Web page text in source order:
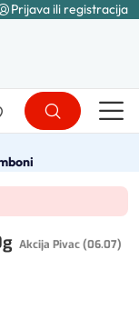
Prijava ili registracija
Akcija Pivac (06.07)